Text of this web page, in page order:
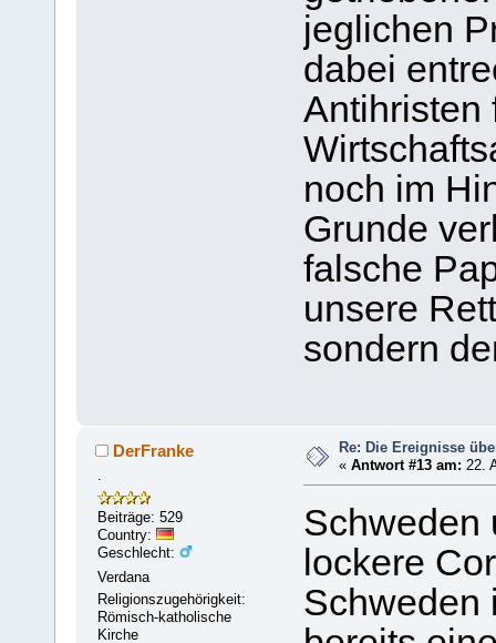
jeglichen
dabei
Antihristen
noch im
Grunde
falsche
unsere
sondern
DerFranke
Beiträge: 529
Country:
Geschlecht:
Verdana
Religionszugehörigkeit:
Römisch-katholische
Kirche
Re: Die Ereignisse
«Antwort #13 am: 22.
Schweden
lockere
Schweden